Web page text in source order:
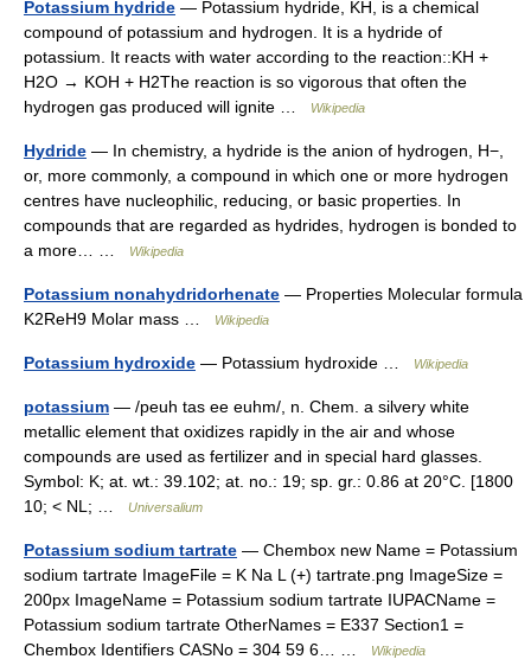
Potassium hydride — Potassium hydride, KH, is a chemical
compound of potassium and hydrogen. It is a hydride of
potassium. It reacts with water according to the reaction::KH +
H2O → KOH + H2The reaction is so vigorous that often the
hydrogen gas produced will ignite …
Wikipedia
Hydride — In chemistry, a hydride is the anion of hydrogen, H−,
or, more commonly, a compound in which one or more hydrogen
centres have nucleophilic, reducing, or basic properties. In
compounds that are regarded as hydrides, hydrogen is bonded to
a more… …
Wikipedia
Potassium nonahydridorhenate — Properties Molecular formula
K2ReH9 Molar mass …
Wikipedia
Potassium hydroxide — Potassium hydroxide … Wikipedia
potassium — /peuh tas ee euhm/, n. Chem. a silvery white
metallic element that oxidizes rapidly in the air and whose
compounds are used as fertilizer and in special hard glasses.
Symbol: K; at. wt.: 39.102; at. no.: 19; sp. gr.: 0.86 at 20°C. [1800
10; < NL; …
Universalium
Potassium sodium tartrate — Chembox new Name = Potassium
sodium tartrate ImageFile = K Na L (+) tartrate.png ImageSize =
200px ImageName = Potassium sodium tartrate IUPACName =
Potassium sodium tartrate OtherNames = E337 Section1 =
Chembox Identifiers CASNo = 304 59 6… …
Wikipedia